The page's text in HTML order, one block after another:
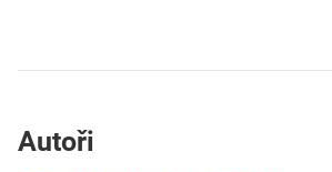
Autoři